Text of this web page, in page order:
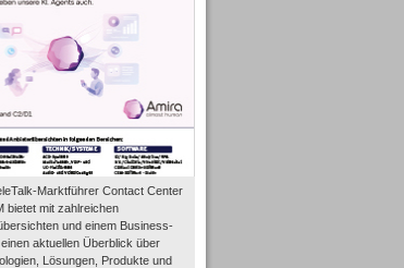
Marktführer Contact Center
bietet mit zahlreichen
und einem Business-
aktuellen Überblick über
Lösungen, Produkte und